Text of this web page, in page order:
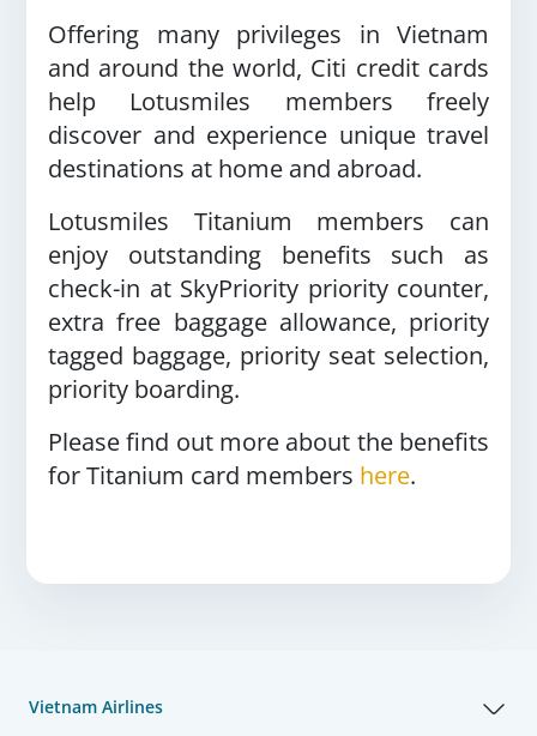
Offering many privileges in Vietnam
and around the world, Citi credit cards
help Lotusmiles members freely
discover and experience unique travel
destinations at home and abroad.
Lotusmiles Titanium members can
enjoy outstanding benefits such as
check-in at SkyPriority priority counter,
extra free baggage allowance, priority
tagged baggage, priority seat selection,
priority boarding.
Please find out more about the benefits
for Titanium card members here.
Vietnam Airlines